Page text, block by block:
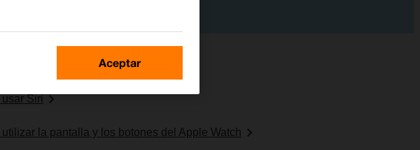
Siri
utilizar la pantalla y los botones del Apple Watch
Aceptar